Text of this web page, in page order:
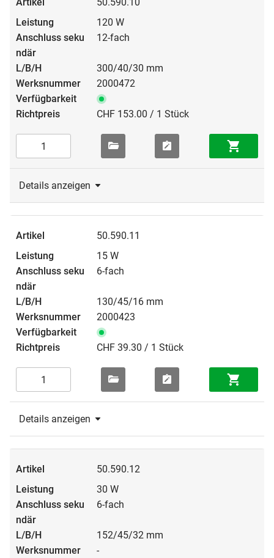
120 W
12-fach
300/40/30 mm
2000472
CHF 153.00 / 1 Stück
Details anzeigen
50.590.11
15 W
6-fach
130/45/16 mm
2000423
CHF 39.30 / 1 Stück
Details anzeigen
50.590.12
30 W
6-fach
152/45/32 mm
-